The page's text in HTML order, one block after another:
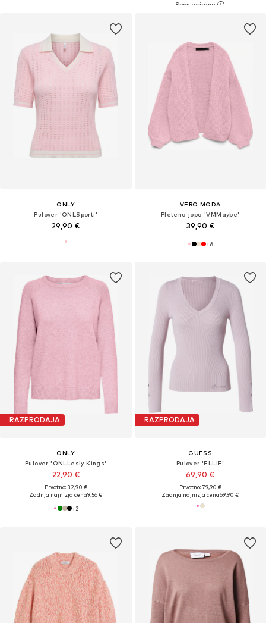
ONLY
Pulover 'ONLSporti'
29,90 €
VERO MODA
Pletena jopa 'VMMaybe'
39,90 €
+6
RAZPRODAJA
ONLY
Pulover 'ONLLesly Kings'
22,90 €
Prvotno: 32,90 €
Zadnja najnižja cena9,56 €
+2
RAZPRODAJA
GUESS
Pulover 'ELLIE'
69,90 €
Prvotno: 79,90 €
Zadnja najnižja cena69,90 €